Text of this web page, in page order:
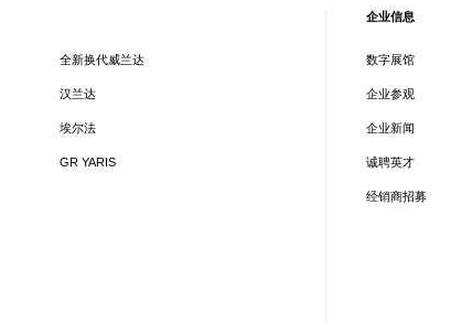
全新换代威兰达
汉兰达
埃尔法
GR YARIS
企业信息
数字展馆
企业参观
企业新闻
诚聘英才
经销商招募